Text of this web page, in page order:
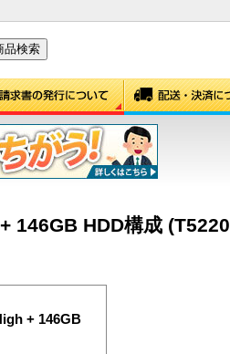
146GB HDD構成 (T5220
+ 146GB